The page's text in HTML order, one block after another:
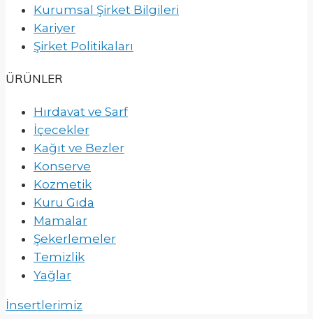
Kurumsal Şirket Bilgileri
Kariyer
Şirket Politikaları
ÜRÜNLER
Hırdavat ve Sarf
İçecekler
Kağıt ve Bezler
Konserve
Kozmetik
Kuru Gıda
Mamalar
Şekerlemeler
Temizlik
Yağlar
İnsertlerimiz